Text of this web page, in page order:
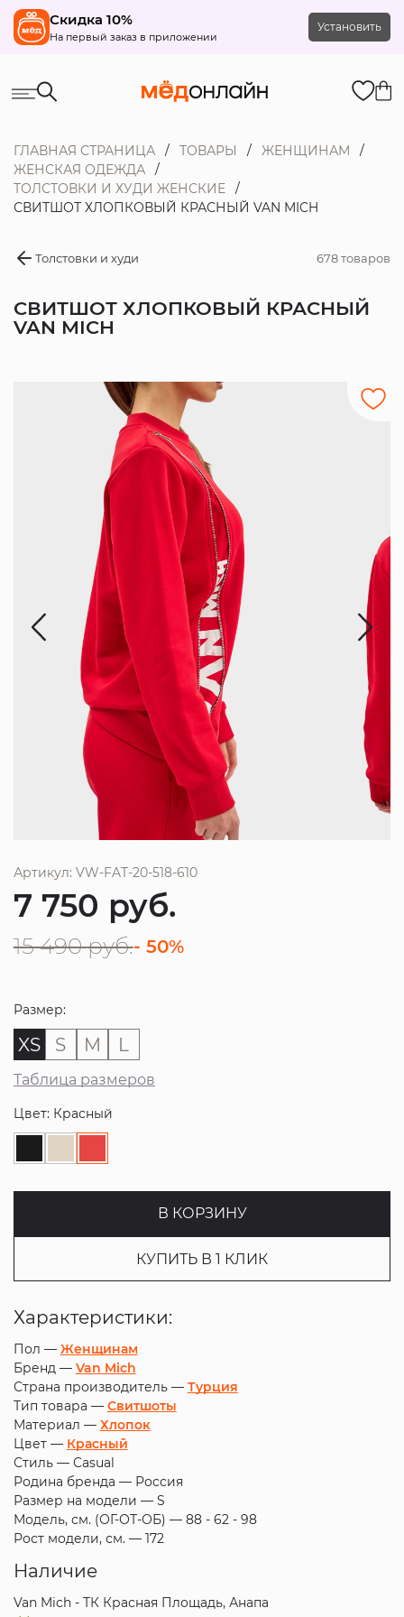
Скидка 10%
На первый заказ в приложении
Установить
ГЛАВНАЯ СТРАНИЦА ТОВАРЫ
ЖЕНЩИНАМ
ЖЕНСКАЯ ОДЕЖДА
ТОЛСТОВКИ И ХУДИ ЖЕНСКИЕ
СВИТШОТ ХЛОПКОВЫЙ КРАСНЫЙ VAN MICH
Толстовки и худи 678 товаров
СВИТШОТ ХЛОПКОВЫЙ КРАСНЫЙ
VAN MICH
Артикул: VW-FAT-20-518-610
7 750 руб.
15 490 руб.- 50%
Размер:
XS S M L
Таблица размеров
Цвет: Красный
В КОРЗИНУ
КУПИТЬ В 1 КЛИК
Характеристики:
Пол — Женщинам
Бренд — Van Mich
Страна производитель — Турция
Тип товара — Свитшоты
Материал — Хлопок
Цвет — Красный
Стиль — Casual
Родина бренда — Россия
Размер на модели — S
Модель, см. (ОГ-ОТ-ОБ) — 88 - 62 - 98
Рост модели, см. — 172
Наличие
Van Mich - ТК Красная Площадь, Анапа